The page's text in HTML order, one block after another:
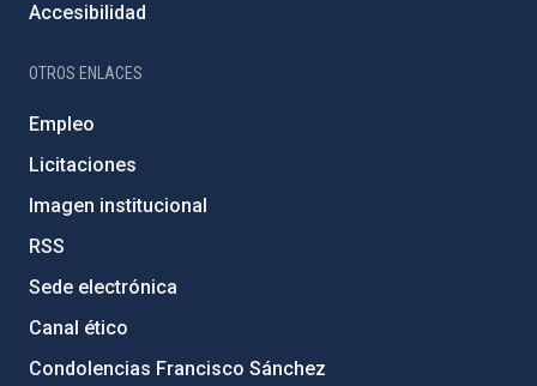
Accesibilidad
OTROS ENLACES
Empleo
Licitaciones
Imagen institucional
RSS
Sede electrónica
Canal ético
Condolencias Francisco Sánchez